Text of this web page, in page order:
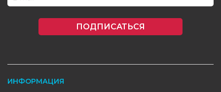
ПОДПИСАТЬСЯ
ИНФОРМАЦИЯ